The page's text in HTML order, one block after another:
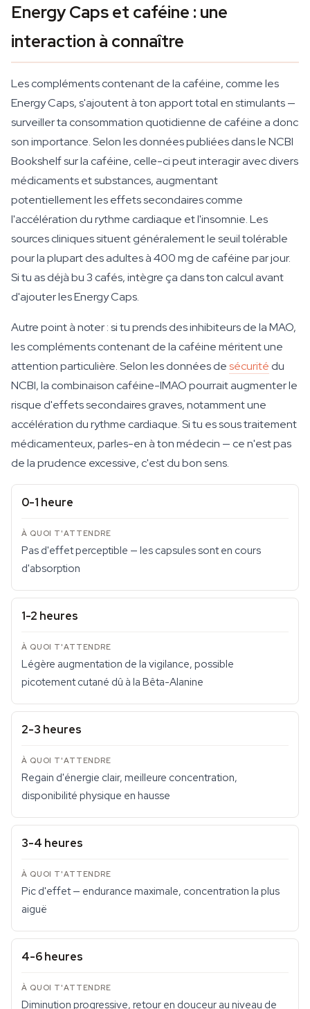
Energy Caps et caféine : une
interaction à connaître
Les compléments contenant de la caféine, comme les
Energy Caps, s'ajoutent à ton apport total en stimulants —
surveiller ta consommation quotidienne de caféine a donc
son importance. Selon les données publiées dans le NCBI
Bookshelf sur la caféine, celle-ci peut interagir avec divers
médicaments et substances, augmentant
potentiellement les effets secondaires comme
l'accélération du rythme cardiaque et l'insomnie. Les
sources cliniques situent généralement le seuil tolérable
pour la plupart des adultes à 400 mg de caféine par jour.
Si tu as déjà bu 3 cafés, intègre ça dans ton calcul avant
d'ajouter les Energy Caps.
Autre point à noter : si tu prends des inhibiteurs de la MAO,
les compléments contenant de la caféine méritent une
attention particulière. Selon les données desécurité du
NCBI, la combinaison caféine-IMAO pourrait augmenter le
risque d'effets secondaires graves, notamment une
accélération du rythme cardiaque. Si tu es sous traitement
médicamenteux, parles-en à ton médecin — ce n'est pas
de la prudence excessive, c'est du bon sens.
0-1 heure
Pas d'effet perceptible — les capsules sont en cours
d'absorption
1-2 heures
Légère augmentation de la vigilance, possible
picotement cutané dû à la Bêta-Alanine
2-3 heures
Regain d'énergie clair, meilleure concentration,
disponibilité physique en hausse
3-4 heures
Pic d'effet — endurance maximale, concentration la plus
aiguë
4-6 heures
Diminution progressive, retour en douceur au niveau de